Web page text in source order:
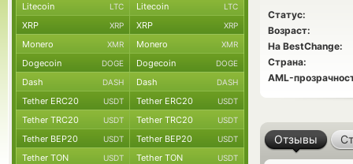
Статус:
Возраст:
На BestChange:
Страна:
AML-
Отзывы
Litecoin LTC Litecoin LTC
XRP XRP XRP XRP
Monero XMR Monero XMR
Dogecoin DOGE Dogecoin DOGE
Dash DASH Dash DASH
Tether ERC20 USDT Tether ERC20 USDT
Tether TRC20 USDT Tether TRC20 USDT
Tether BEP20 USDT Tether BEP20 USDT
Tether TON USDT Tether TON USDT